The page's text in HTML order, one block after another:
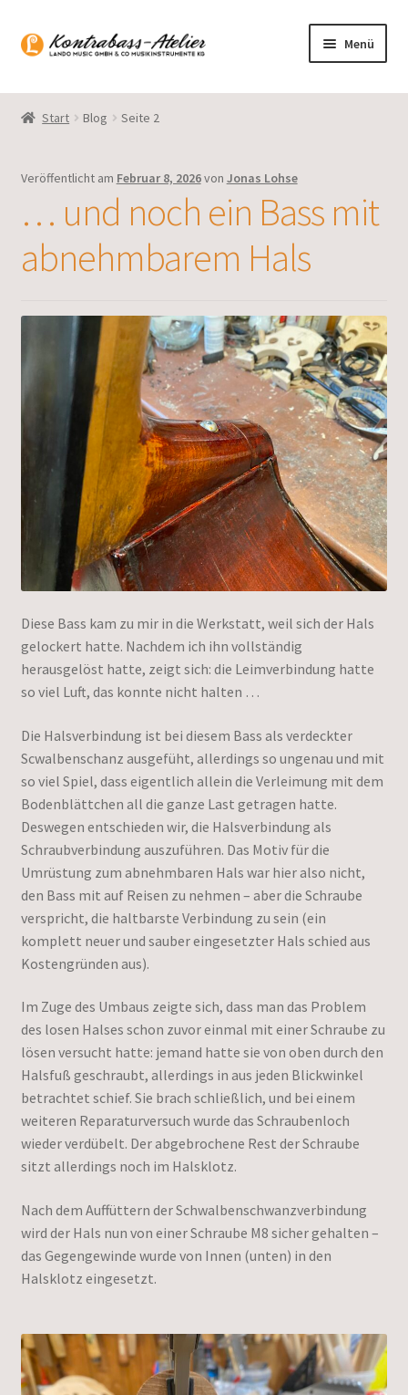
Zur
Navigation
Zum
Inhalt
Menü
Startseite
Deutsch
öffnen
Start Blog Seite 2
Veröffentlicht am Februar 8, 2026von Jonas Lohse
… und noch ein Bass mit
abnehmbarem Hals
Diese Bass kam zu mir in die Werkstatt, weil sich der Hals
gelockert hatte. Nachdem ich ihn vollständig
herausgelöst hatte, zeigt sich: die Leimverbindung hatte
so viel Luft, das konnte nicht halten …
Die Halsverbindung ist bei diesem Bass als verdeckter
Scwalbenschanz ausgefüht, allerdings so ungenau und mit
so viel Spiel, dass eigentlich allein die Verleimung mit dem
Bodenblättchen all die ganze Last getragen hatte.
Deswegen entschieden wir, die Halsverbindung als
Schraubverbindung auszuführen. Das Motiv für die
Umrüstung zum abnehmbaren Hals war hier also nicht,
den Bass mit auf Reisen zu nehmen – aber die Schraube
verspricht, die haltbarste Verbindung zu sein (ein
komplett neuer und sauber eingesetzter Hals schied aus
Kostengründen aus).
Im Zuge des Umbaus zeigte sich, dass man das Problem
des losen Halses schon zuvor einmal mit einer Schraube zu
lösen versucht hatte: jemand hatte sie von oben durch den
Halsfuß geschraubt, allerdings in aus jeden Blickwinkel
betrachtet schief. Sie brach schließlich, und bei einem
weiteren Reparaturversuch wurde das Schraubenloch
wieder verdübelt. Der abgebrochene Rest der Schraube
sitzt allerdings noch im Halsklotz.
Nach dem Auffüttern der Schwalbenschwanzverbindung
wird der Hals nun von einer Schraube M8 sicher gehalten –
das Gegengewinde wurde von Innen (unten) in den
Halsklotz eingesetzt.